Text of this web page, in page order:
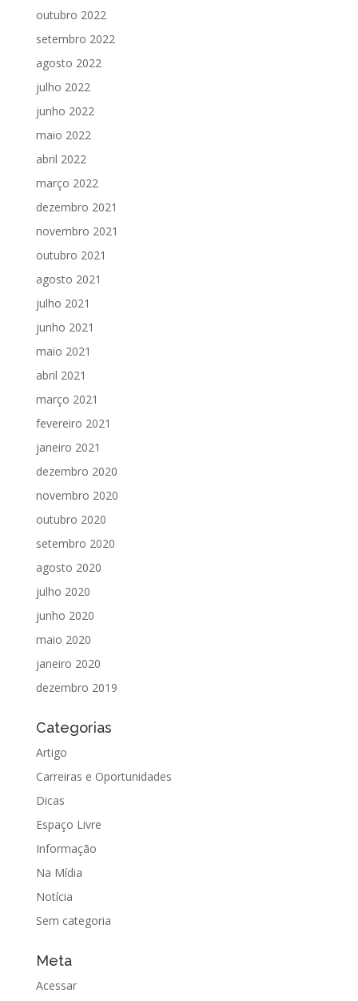
outubro 2022
setembro 2022
agosto 2022
julho 2022
junho 2022
maio 2022
abril 2022
março 2022
dezembro 2021
novembro 2021
outubro 2021
agosto 2021
julho 2021
junho 2021
maio 2021
abril 2021
março 2021
fevereiro 2021
janeiro 2021
dezembro 2020
novembro 2020
outubro 2020
setembro 2020
agosto 2020
julho 2020
junho 2020
maio 2020
janeiro 2020
dezembro 2019
Categorias
Artigo
Carreiras e Oportunidades
Dicas
Espaço Livre
Informação
Na Mídia
Notícia
Sem categoria
Meta
Acessar